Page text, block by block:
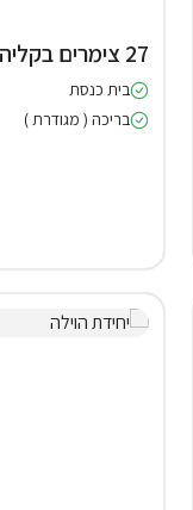
27 צימרים בקליה
בית כנסת
בריכה ( מגודרת )